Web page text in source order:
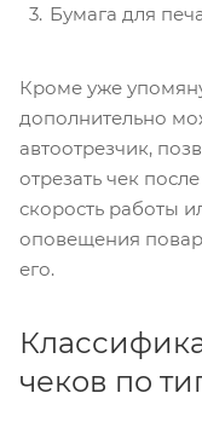
Бумага для
Кроме уже
дополнительно
автоотрезчик,
отрезать чек
скорость работы
оповещения
его.
чеков по